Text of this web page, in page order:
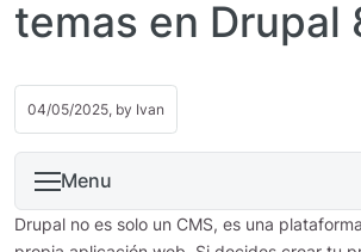
temas en Drupal
04/05/2025, by Ivan
Menu
Drupal no es solo un CMS, es una